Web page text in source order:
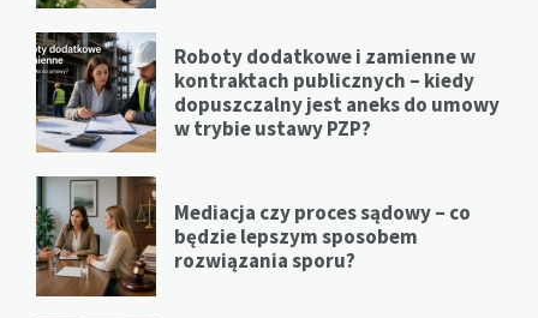
Roboty dodatkowe i zamienne w
kontraktach publicznych – kiedy
dopuszczalny jest aneks do umowy
w trybie ustawy PZP?
Mediacja czy proces sądowy – co
będzie lepszym sposobem
rozwiązania sporu?